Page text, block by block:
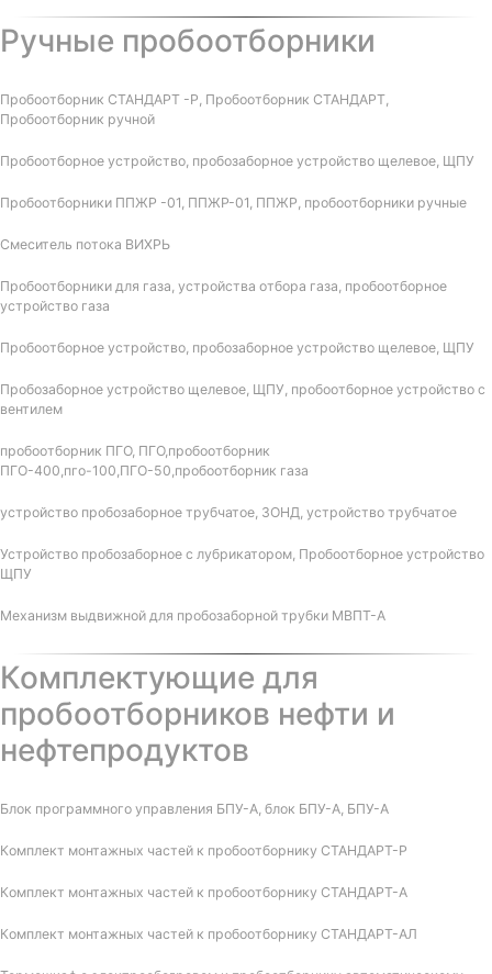
Ручные пробоотборники
Пробоотборник СТАНДАРТ -Р, Пробоотборник СТАНДАРТ,
Пробоотборник ручной
Пробоотборное устройство, пробозаборное устройство щелевое, ЩПУ
Пробоотборники ППЖР -01, ППЖР-01, ППЖР, пробоотборники ручные
Смеситель потока ВИХРЬ
Пробоотборники для газа, устройства отбора газа, пробоотборное
устройство газа
Пробоотборное устройство, пробозаборное устройство щелевое, ЩПУ
Пробозаборное устройство щелевое, ЩПУ, пробоотборное устройство с
вентилем
пробоотборник ПГО, ПГО,пробоотборник
ПГО-400,пго-100,ПГО-50,пробоотборник газа
устройство пробозаборное трубчатое, ЗОНД, устройство трубчатое
Устройство пробозаборное с лубрикатором, Пробоотборное устройство
ЩПУ
Механизм выдвижной для пробозаборной трубки МВПТ-А
Комплектующие для
пробоотборников нефти и
нефтепродуктов
Блок программного управления БПУ-А, блок БПУ-А, БПУ-А
Комплект монтажных частей к пробоотборнику СТАНДАРТ-Р
Комплект монтажных частей к пробоотборнику СТАНДАРТ-А
Комплект монтажных частей к пробоотборнику СТАНДАРТ-АЛ